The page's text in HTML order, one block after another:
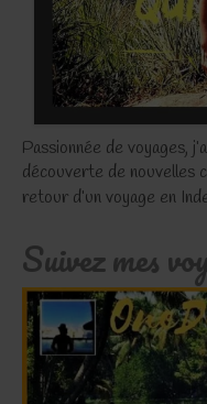
Passionnée de voyages,
découverte de nouvelles
retour d’un voyage en
Suivez mes